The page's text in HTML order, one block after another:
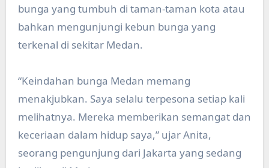
bunga yang tumbuh di taman-taman kota atau
bahkan mengunjungi kebun bunga yang
terkenal di sekitar Medan.
“Keindahan bunga Medan memang
menakjubkan. Saya selalu terpesona setiap kali
melihatnya. Mereka memberikan semangat dan
keceriaan dalam hidup saya,” ujar Anita,
seorang pengunjung dari Jakarta yang sedang